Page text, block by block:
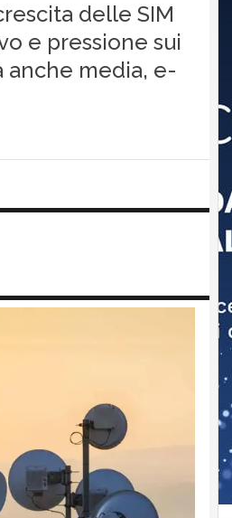
delle SIM
e pressione sui
anche media, e-